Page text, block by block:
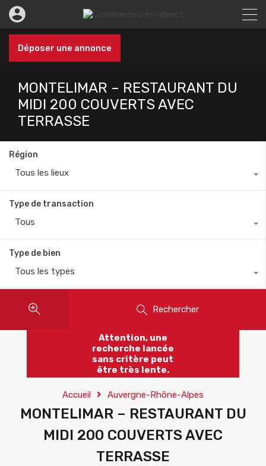
Déposer une annonce
MONTELIMAR – RESTAURANT DU
MIDI 200 COUVERTS AVEC
TERRASSE
Région
Tous les lieux
Type de transaction
Tous
Type de bien
Tous les types
Rechercher
Attention, une
recherche lancée
sans critère peut
être très lente.
Accueil Auvergne-Rhône-Alpes
MONTELIMAR – RESTAURANT DU
MIDI 200 COUVERTS AVEC
TERRASSE